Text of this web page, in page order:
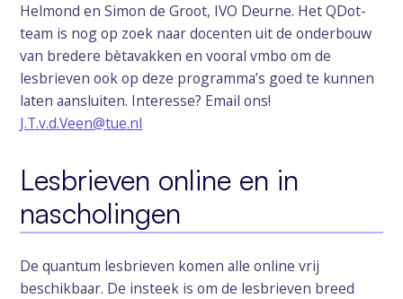
Helmond en Simon de Groot, IVO Deurne. Het QDot-
team is nog op zoek naar docenten uit de onderbouw
van bredere bètavakken en vooral vmbo om de
lesbrieven ook op deze programma’s goed te kunnen
laten aansluiten. Interesse? Email ons!
J.T.v.d.Veen@tue.nl
Lesbrieven online en in
nascholingen
De quantum lesbrieven komen alle online vrij
beschikbaar. De insteek is om de lesbrieven breed